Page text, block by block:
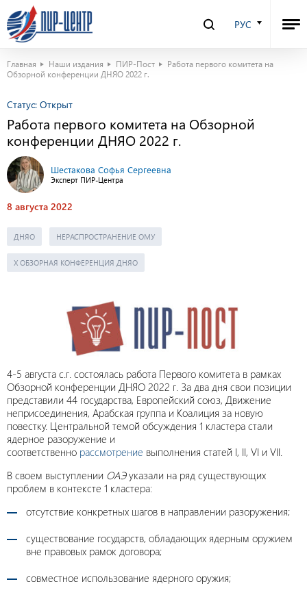
РУС
Главная Наши издания ПИР-Пост
Работа первого комитета на
Обзорной конференции ДНЯО 2022 г.
Статус: Открыт
Работа первого комитета на Обзорной
конференции ДНЯО 2022 г.
Шестакова Софья Сергеевна
Эксперт ПИР-Центра
8 августа 2022
ДНЯО НЕРАСПРОСТРАНЕНИЕ ОМУ
Х ОБЗОРНАЯ КОНФЕРЕНЦИЯ ДНЯО
4-5 августа с.г. состоялась работа Первого комитета в рамках
Обзорной конференции ДНЯО 2022 г. За два дня свои позиции
представили 44 государства, Европейский союз, Движение
неприсоединения, Арабская группа и Коалиция за новую
повестку. Центральной темой обсуждения 1 кластера стали
ядерное разоружение и
соответственно рассмотрение выполнения статей I, II, VI и VII.
В своем выступлении ОАЭуказали на ряд существующих
проблем в контексте 1 кластера:
отсутствие конкретных шагов в направлении разоружения;
существование государств, обладающих ядерным оружием
вне правовых рамок договора;
совместное использование ядерного оружия;